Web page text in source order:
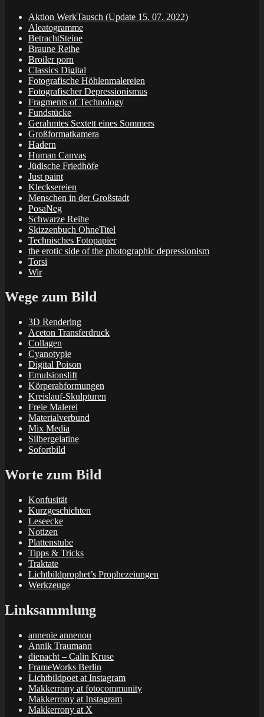
Aktion WerkTausch (Update 15. 07. 2022)
Aleatogramme
BetrachtSteine
Braune Reihe
Broiler porn
Classics Digital
Fotografische Höhlenmalereien
Fotografischer Depressionismus
Fragments of Technology
Fundstücke
Gerahmtes Sextett eines Sommers
Großformatkamera
Hadern
Human Canvas
Jüdische Friedhöfe
Just paint
Klecksereien
Menschen in der Großstadt
PosaNeg
Schwarze Reihe
Skizzenbuch OhneTitel
Technisches Fotopapier
the erotic side of the photographic depressionism
Torsi
Wir
Wege zum Bild
3D Rendering
Aceton Transferdruck
Collagen
Cyanotypie
Digital Poison
Emulsionslift
Körperabformungen
Kreislauf-Skulpturen
Freie Malerei
Materialverbund
Mix Media
Silbergelatine
Sofortbild
Worte zum Bild
Konfusität
Kurzgeschichten
Leseecke
Notizen
Plattenstube
Tipps & Tricks
Traktate
Lichtbildprophet’s Prophezeiungen
Werkzeuge
Linksammlung
annenie annenou
Annik Traumann
dienacht – Calin Kruse
FrameWorks Berlin
Lichtbildpoet at Instagram
Makkerrony at fotocommunity
Makkerrony at Instagram
Makkerrony at X